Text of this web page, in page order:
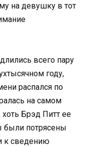
на девушку в тот
всего пару
году,
распался по
на самом
Брэд Питт ее
были потрясены
к сведению